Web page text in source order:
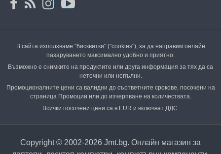
В сайта използваме "бисквитки" ("cookies"), за да направим онлайн
пазаруването максимално удобно и приятно.
Възможно е снимките на продуктите или друга информация за тях да са
неточни или непълни.
Промоционалните цени са валидни до съответните срокове, посочени на
страница Промоции или до изчерпване на количествата.
Всички посочени цени са в EUR и включват ДДС.
Copyright © 2002-2026 Jmt.bg. Онлайн магазин за